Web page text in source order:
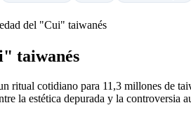
del "Cui" taiwanés
taiwanés
ritual cotidiano para 11,3 millones de
la estética depurada y la controversia